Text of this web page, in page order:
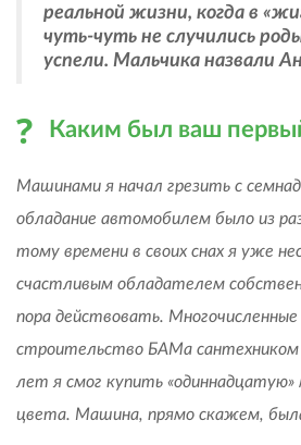
реальной жизни, когда в
чуть-чуть не случились
успели. Мальчика назвали
Каким был ваш
Машинами я начал грезить с
обладание автомобилем было из
тому времени в своих снах я уже
счастливым обладателем
пора действовать.
строительство БАМа сантехником
лет я смог купить
цвета. Машина, прямо скажем,